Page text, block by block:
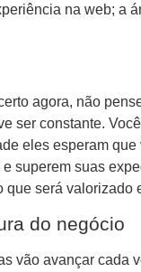
na web; a
agora, não
ser constante.
eles esperam
superem suas
que será valorizado
do negócio
vão avançar cada